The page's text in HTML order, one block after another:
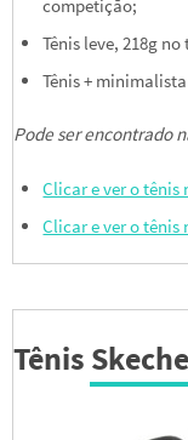
competição;
Tênis leve, 218g
Tênis +
Pode ser encontrado
Clicar e ver o tênis
Clicar e ver o tênis
Tênis